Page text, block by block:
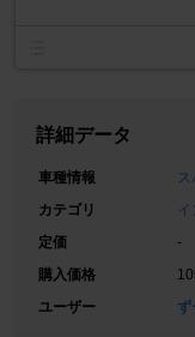
詳細データ
車種情報
カテゴリ
定価
-
購入価格
ユーザー
ず